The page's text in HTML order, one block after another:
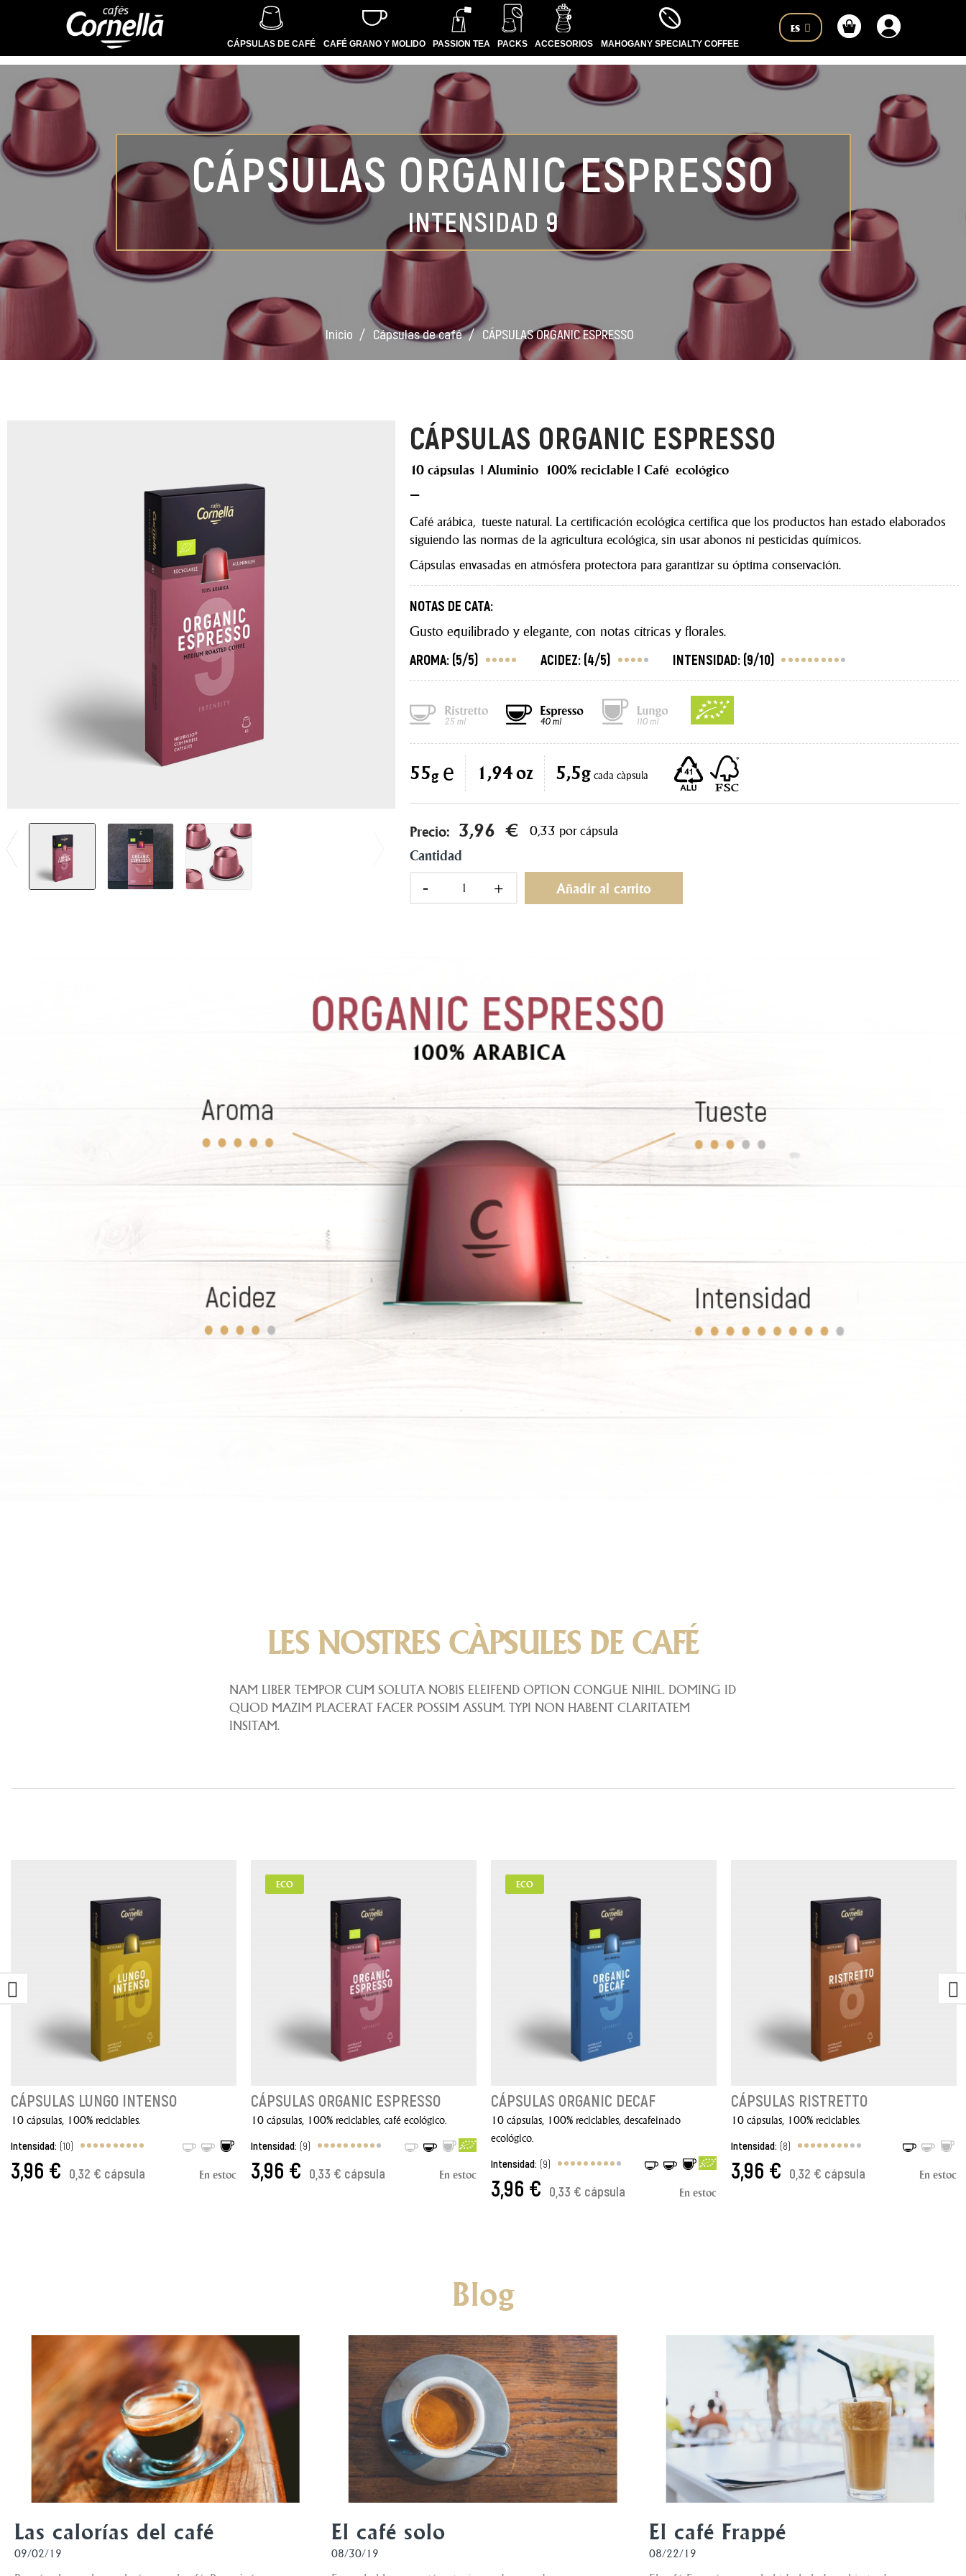
CÁPSULAS DE CAFÉ CAFÉ GRANO Y MOLIDO PASSION TEA PACKS ACCESORIOS MAHOGANY SPECIALTY COFFEE
ES
CÁPSULAS ORGANIC ESPRESSO
INTENSIDAD 9
Inicio Cápsulas de café CÁPSULAS ORGANIC ESPRESSO
CÁPSULAS ORGANIC ESPRESSO
10 cápsulas | Aluminio 100% reciclable | Café ecológico
–
Café arábica, tueste natural. La certificación ecológica certifica que los productos han estado elaborados
siguiendo las normas de la agricultura ecológica, sin usar abonos ni pesticidas químicos.
Cápsulas envasadas en atmósfera protectora para garantizar su óptima conservación.
NOTAS DE CATA:
Gusto equilibrado y elegante, con notas cítricas y florales.
AROMA: (5/5) ACIDEZ: (4/5) INTENSIDAD: (9/10)
55g e 1,94oz 5,5g cada càpsula
Precio: 3,96 € 0,33 por cápsula
Cantidad
Añadir al carrito
LES NOSTRES CÀPSULES DE CAFÉ
NAM LIBER TEMPOR CUM SOLUTA NOBIS ELEIFEND OPTION CONGUE NIHIL. DOMING ID
QUOD MAZIM PLACERAT FACER POSSIM ASSUM. TYPI NON HABENT CLARITATEM
INSITAM.
CÁPSULAS LUNGO INTENSO
10 cápsulas, 100% reciclables.
Intensidad: (10)
3,96 € 0,32 € cápsula En estoc
ECO
CÁPSULAS ORGANIC ESPRESSO
10 cápsulas, 100% reciclables, café ecológico.
Intensidad: (9)
3,96 € 0,33 € cápsula En estoc
ECO
CÁPSULAS ORGANIC DECAF
10 cápsulas, 100% reciclables, descafeinado
ecológico.
Intensidad: (9)
3,96 € 0,33 € cápsula En estoc
CÁPSULAS RISTRETTO
10 cápsulas, 100% reciclables.
Intensidad: (8)
3,96 € 0,32 € cápsula En estoc
Blog
Las calorías del café
09/02/19
El café solo
08/30/19
El café Frappé
08/22/19